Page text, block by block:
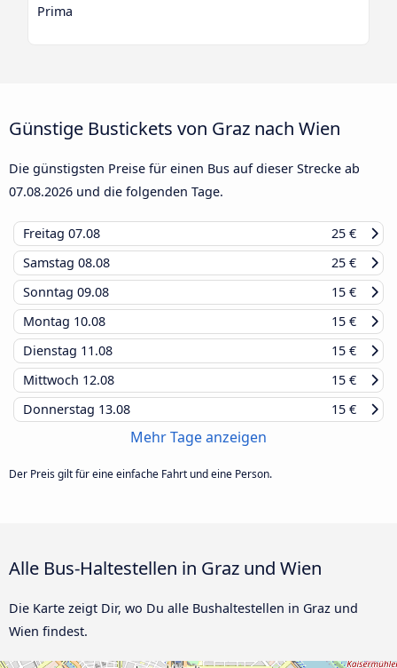
Prima
Günstige Bustickets von Graz nach Wien
Die günstigsten Preise für einen Bus auf dieser Strecke ab
07.08.2026 und die folgenden Tage.
Freitag 07.08
25 €
Samstag 08.08
25 €
Sonntag 09.08
15 €
Montag 10.08
15 €
Dienstag 11.08
15 €
Mittwoch 12.08
15 €
Donnerstag 13.08 15 €
Mehr Tage anzeigen
Der Preis gilt für eine einfache Fahrt und eine Person.
Alle Bus-Haltestellen in Graz und Wien
Die Karte zeigt Dir, wo Du alle Bushaltestellen in Graz und
Wien findest.